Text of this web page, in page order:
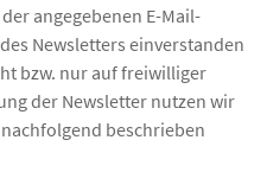
angegebenen E-Mail-
Newsletters einverstanden
bzw. nur auf freiwilliger
der Newsletter nutzen wir
beschrieben